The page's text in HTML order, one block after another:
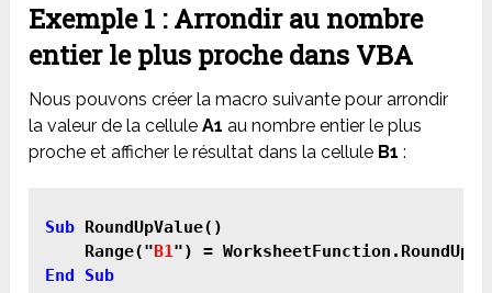
Exemple 1 : Arrondir au nombre
entier le plus proche dans VBA
Nous pouvons créer la macro suivante pour arrondir
la valeur de la celluleA1 au nombre entier le plus
proche et afficher le résultat dans la cellule B1 :
Sub RoundUpValue()
    Range("
B1") =
End Sub